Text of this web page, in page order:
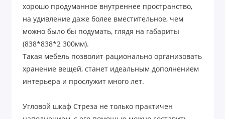
хорошо продуманное внутреннее пространство,
на удивление даже более вместительное, чем
можно было бы подумать, глядя на габариты
(838*838*2 300мм).
Такая мебель позволит рационально организовать
хранение вещей, станет идеальным дополнением
интерьера и прослужит много лет.
Угловой шкаф Стреза не только практичен